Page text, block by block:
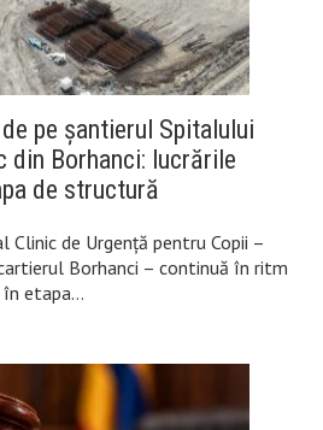
pe șantierul Spitalului
din Borhanci: lucrările
de structură
de Urgență pentru Copii –
Borhanci – continuă în ritm
în etapa…